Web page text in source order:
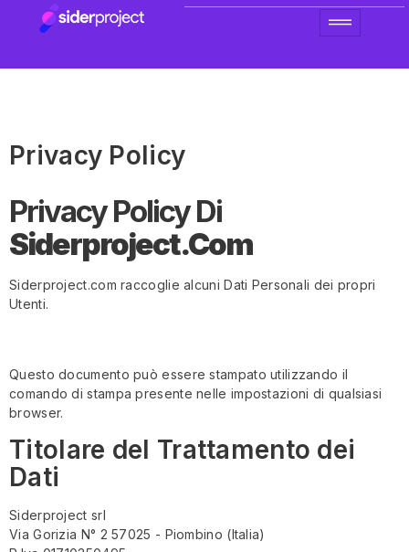
Privacy Policy
Privacy Policy Di
Siderproject.com
Siderproject.com raccoglie alcuni Dati Personali dei propri
Utenti.
Questo documento può essere stampato utilizzando il
comando di stampa presente nelle impostazioni di qualsiasi
browser.
Titolare del Trattamento dei
Dati
Siderproject srl
Via Gorizia N° 2 57025 - Piombino (Italia)